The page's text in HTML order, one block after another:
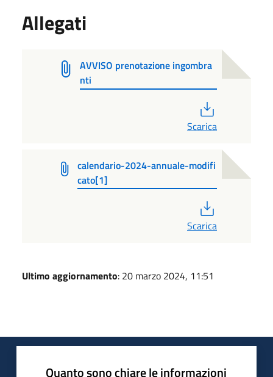
Allegati
AVVISO prenotazione ingombra
nti
Scarica
calendario-2024-annuale-modifi
cato[1]
Scarica
Ultimo aggiornamento: 20 marzo 2024, 11:51
Quanto sono chiare le informazioni